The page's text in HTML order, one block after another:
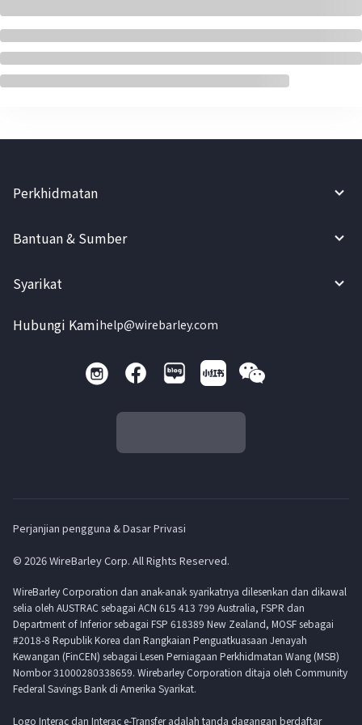
Perkhidmatan
Bantuan & Sumber
Syarikat
Hubungi Kamihelp@wirebarley.com
Perjanjian pengguna & Dasar Privasi
© 2026 WireBarley Corp. All Rights Reserved.
WireBarley Corporation dan anak-anak syarikatnya dilesenkan dan dikawal
selia oleh AUSTRAC sebagai ACN 615 413 799 Australia, FSPR dan
Department of Inferior sebagai FSP 618389 New Zealand, MOSF sebagai
#2018-8 Republik Korea dan Rangkaian Penguatkuasaan Jenayah
Kewangan (FinCEN) sebagai Lesen Perniagaan Perkhidmatan Wang (MSB)
Nombor 31000280338659. Wirebarley Corporation ditaja oleh Community
Federal Savings Bank di Amerika Syarikat.
Logo Interac dan Interac e-Transfer adalah tanda dagangan berdaftar